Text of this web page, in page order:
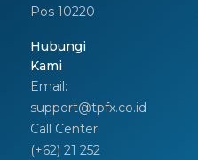
Pos 10220
Hubungi
Kami
Email:
support@tpfx.co.id
Call Center:
(+62) 21 252